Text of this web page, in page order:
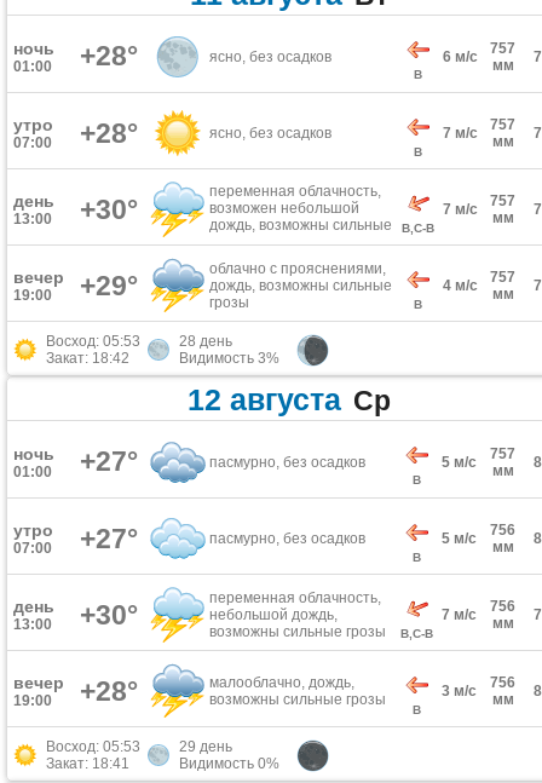
ночь
01:00 +28° ясно, без осадков
В
6 м/с
757
мм
утро
07:00 +28° ясно, без осадков
В
7 м/с
757
мм
день
13:00 +30°
переменная облачность,
возможен небольшой
дождь, возможны сильные
грозы
В,С-В
7 м/с
757
мм
вечер
19:00 +29°
облачно с прояснениями,
дождь, возможны сильные
грозы
В
4 м/с
757
мм
Восход: 05:53
Закат: 18:42
28 день
Видимость 3%
12 августа Ср
ночь
01:00 +27° пасмурно, без осадков
В
5 м/с
757
мм
утро
07:00 +27° пасмурно, без осадков
В
5 м/с
756
мм
день
13:00 +30°
переменная облачность,
небольшой дождь,
возможны сильные грозы
В,С-В
7 м/с
756
мм
вечер
19:00 +28°
малооблачно, дождь,
возможны сильные грозы
В
3 м/с
756
мм
Восход: 05:53
Закат: 18:41
29 день
Видимость 0%